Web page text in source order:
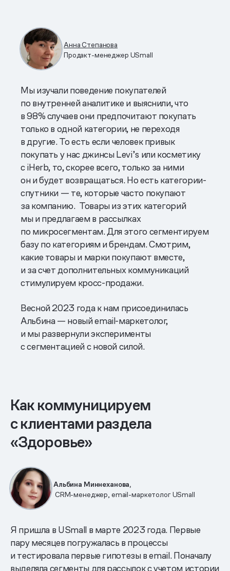
Анна Степанова
Продакт-менеджер USmall
Мы изучали поведение покупателей
по внутренней аналитике и выяснили, что
в 98% случаев они предпочитают покупать
только в одной категории, не переходя
в другие. То есть если человек привык
покупать у нас джинсы Levi’s или косметику
с iHerb, то, скорее всего, только за ними
он и будет возвращаться. Но есть категории-
спутники — те, которые часто покупают
за компанию. Товары из этих категорий
мы и предлагаем в рассылках
по микросегментам. Для этого сегментируем
базу по категориям и брендам. Смотрим,
какие товары и марки покупают вместе,
и за счет дополнительных коммуникаций
стимулируем кросс-продажи.
Весной 2023 года к нам присоединилась
Альбина — новый email-маркетолог,
и мы развернули эксперименты
с сегментацией с новой силой.
Как коммуницируем
с клиентами раздела
«Здоровье»
Альбина Миннеханова,
CRM-менеджер, email-маркетолог USmall
Я пришла в USmall в марте 2023 года. Первые
пару месяцев погружалась в процессы
и тестировала первые гипотезы в email. Поначалу
выделяла сегменты для рассылок с учетом истории